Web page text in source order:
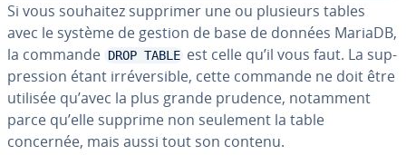
Si vous souhaitez supprimer une ou plusieurs tables
avec le système de gestion de base de données MariaDB,
la commande DROP TABLE est celle qu’il vous faut. La sup­
pres­sion étant ir­ré­ver­sible, cette commande ne doit être
utilisée qu’avec la plus grande prudence, notamment
parce qu’elle supprime non seulement la table
concernée, mais aussi tout son contenu.